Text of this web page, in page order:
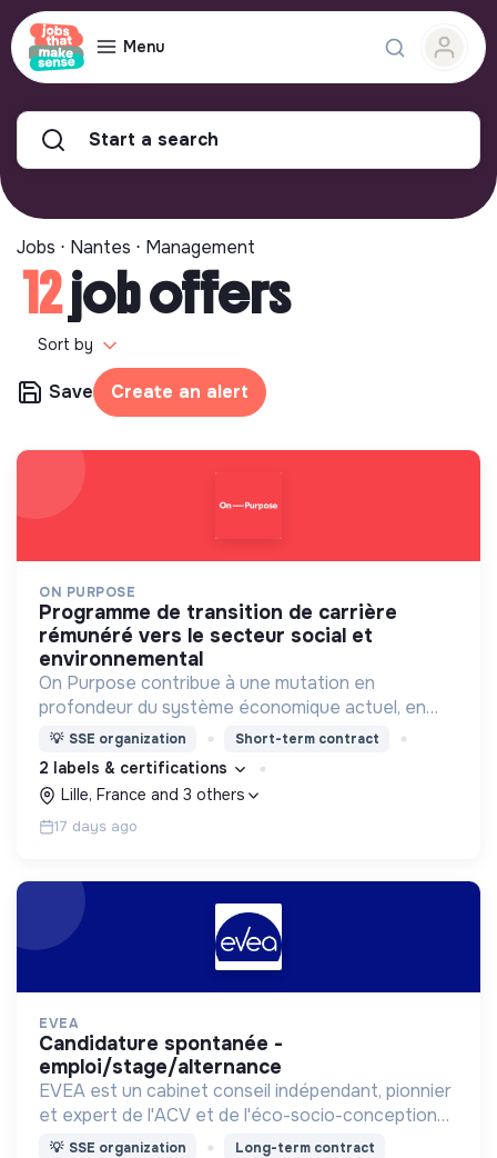
Menu
Start a search
Jobs ⋅ Nantes ⋅ Management
12job offers
Sort by
Save Create an alert
ON PURPOSE
programme de transition de carrière
rémunéré vers le secteur social et
environnemental
On Purpose contribue à une mutation en
profondeur du système économique actuel, en
accompagnant les leaders de demain dans leur
transformation professionnelle et personnelle.
💡 SSE organization Short-term contract
2 labels & certifications
Lille, France and 3 others
17 days ago
EVEA
candidature spontanée -
emploi/stage/alternance
EVEA est un cabinet conseil indépendant, pionnier
et expert de l'ACV et de l'éco-socio-conception
des produits, services et activités
💡 SSE organization
Long-term contract